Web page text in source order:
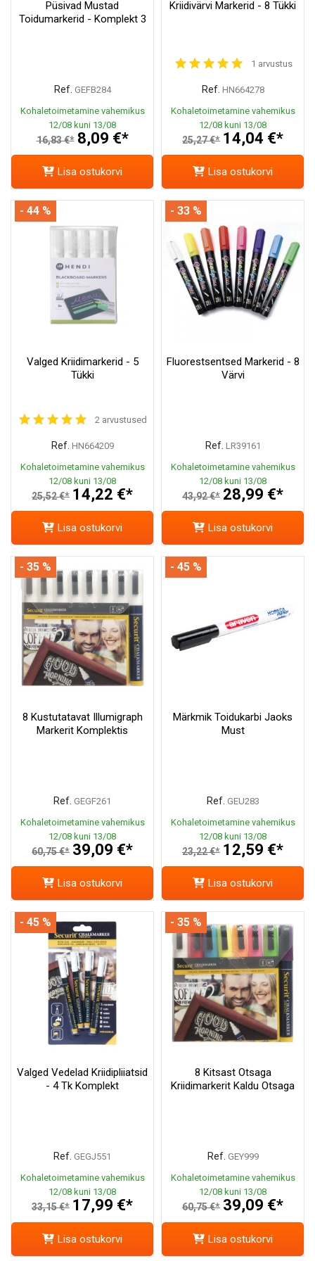
Püsivad Mustad
Toidumarkerid - Komplekt 3
Ref. GEFB284
Kohaletoimetamine vahemikus
12/08 kuni 13/08
16,83 €* 8,09 €*
Lisa ostukorvi
Kriidivärvi Markerid - 8 Tükki
1 arvustus
Ref. HN664278
Kohaletoimetamine vahemikus
12/08 kuni 13/08
25,27 €* 14,04 €*
Lisa ostukorvi
Valged Kriidimarkerid - 5
Tükki
2 arvustused
Ref. HN664209
Kohaletoimetamine vahemikus
12/08 kuni 13/08
25,52 €* 14,22 €*
- 44 %
Lisa ostukorvi
Fluorestsentsed Markerid - 8
Värvi
Ref. LR39161
Kohaletoimetamine vahemikus
12/08 kuni 13/08
43,92 €* 28,99 €*
- 33 %
Lisa ostukorvi
8 Kustutatavat Illumigraph
Markerit Komplektis
Ref. GEGF261
Kohaletoimetamine vahemikus
12/08 kuni 13/08
60,75 €* 39,09 €*
- 35 %
Lisa ostukorvi
Märkmik Toidukarbi Jaoks
Must
Ref. GEU283
Kohaletoimetamine vahemikus
12/08 kuni 13/08
23,22 €* 12,59 €*
- 45 %
Lisa ostukorvi
Valged Vedelad Kriidipliiatsid
- 4 Tk Komplekt
Ref. GEGJ551
Kohaletoimetamine vahemikus
12/08 kuni 13/08
33,15 €* 17,99 €*
- 45 %
Lisa ostukorvi
8 Kitsast Otsaga
Kriidimarkerit Kaldu Otsaga
Ref. GEY999
Kohaletoimetamine vahemikus
12/08 kuni 13/08
60,75 €* 39,09 €*
- 35 %
Lisa ostukorvi